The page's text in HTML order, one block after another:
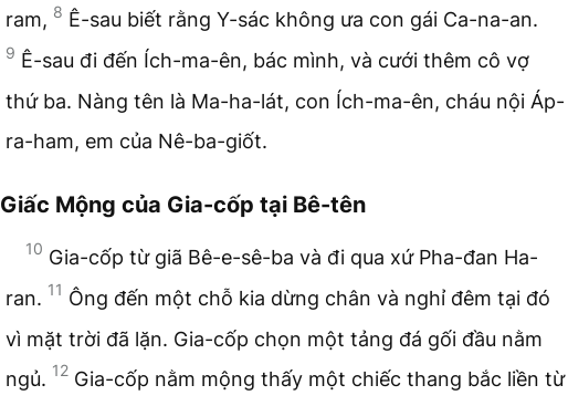
ram, 8 Ê-sau biết rằng Y-sác không ưa con gái Ca-na-an.
9 Ê-sau đi đến Ích-ma-ên, bác mình, và cưới thêm cô vợ
thứ ba. Nàng tên là Ma-ha-lát, con Ích-ma-ên, cháu nội Áp-
ra-ham, em của Nê-ba-giốt.
Giấc Mộng của Gia-cốp tại Bê-tên
10 Gia-cốp từ giã Bê-e-sê-ba và đi qua xứ Pha-đan Ha-
ran. 11 Ông đến một chỗ kia dừng chân và nghỉ đêm tại đó
vì mặt trời đã lặn. Gia-cốp chọn một tảng đá gối đầu nằm
ngủ. 12 Gia-cốp nằm mộng thấy một chiếc thang bắc liền từ